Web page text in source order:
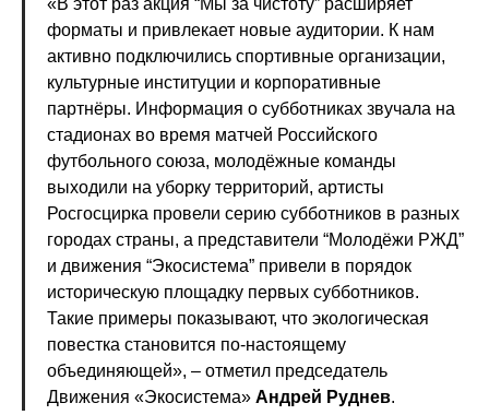
«В этот раз акция “Мы за чистоту” расширяет
форматы и привлекает новые аудитории. К нам
активно подключились спортивные организации,
культурные институции и корпоративные
партнёры. Информация о субботниках звучала на
стадионах во время матчей Российского
футбольного союза, молодёжные команды
выходили на уборку территорий, артисты
Росгосцирка провели серию субботников в разных
городах страны, а представители “Молодёжи РЖД”
и движения “Экосистема” привели в порядок
историческую площадку первых субботников.
Такие примеры показывают, что экологическая
повестка становится по-настоящему
объединяющей», – отметил председатель
Движения «Экосистема» Андрей Руднев.